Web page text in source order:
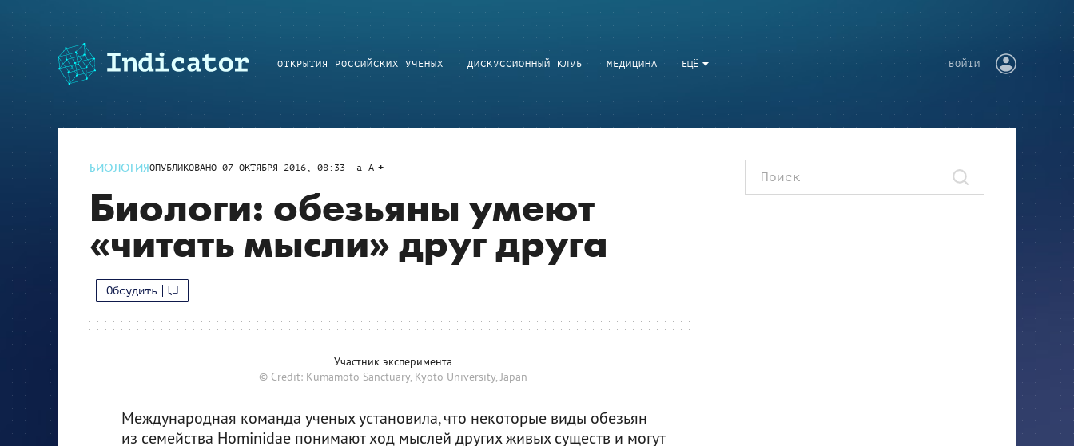
ЕЩЁ
ОТКРЫТИЯ РОССИЙСКИХ УЧЕНЫХ ДИСКУССИОННЫЙ КЛУБ МЕДИЦИНА ВОЙТИ
БИОЛОГИЯОПУБЛИКОВАНО 07 ОКТЯБРЯ 2016, 08:33 a A
Биологи: обезьяны умеют
«читать мысли» друг друга
Обсудить
Участник эксперимента
© Credit: Kumamoto Sanctuary, Kyoto University, Japan
Международная команда ученых установила, что некоторые виды обезьян
из семейства Hominidae понимают ход мыслей других живых существ и могут